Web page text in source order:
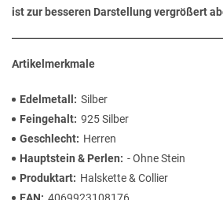
ist zur besseren Darstellung vergrößert
Artikelmerkmale
Edelmetall
Silber
Feingehalt 925 Silber
Geschlecht
Herren
Hauptstein & Perlen
- Ohne Stein
Produktart
Halskette & Collier